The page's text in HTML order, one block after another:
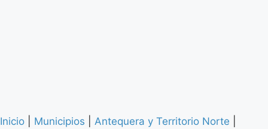
Inicio Municipios Antequera y Territorio Norte